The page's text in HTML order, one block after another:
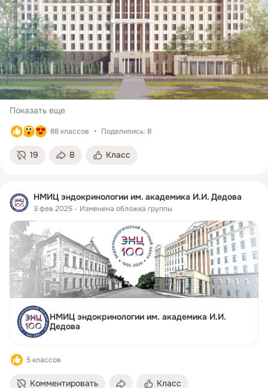
Показать еще
88 классов Поделились: 8
19 8 Класс
НМИЦ эндокринологии им. академика И.И. Дедова
3 фев 2025 Изменена обложка группы
НМИЦ эндокринологии им. академика И.И.
Дедова
5 классов
Комментировать Класс